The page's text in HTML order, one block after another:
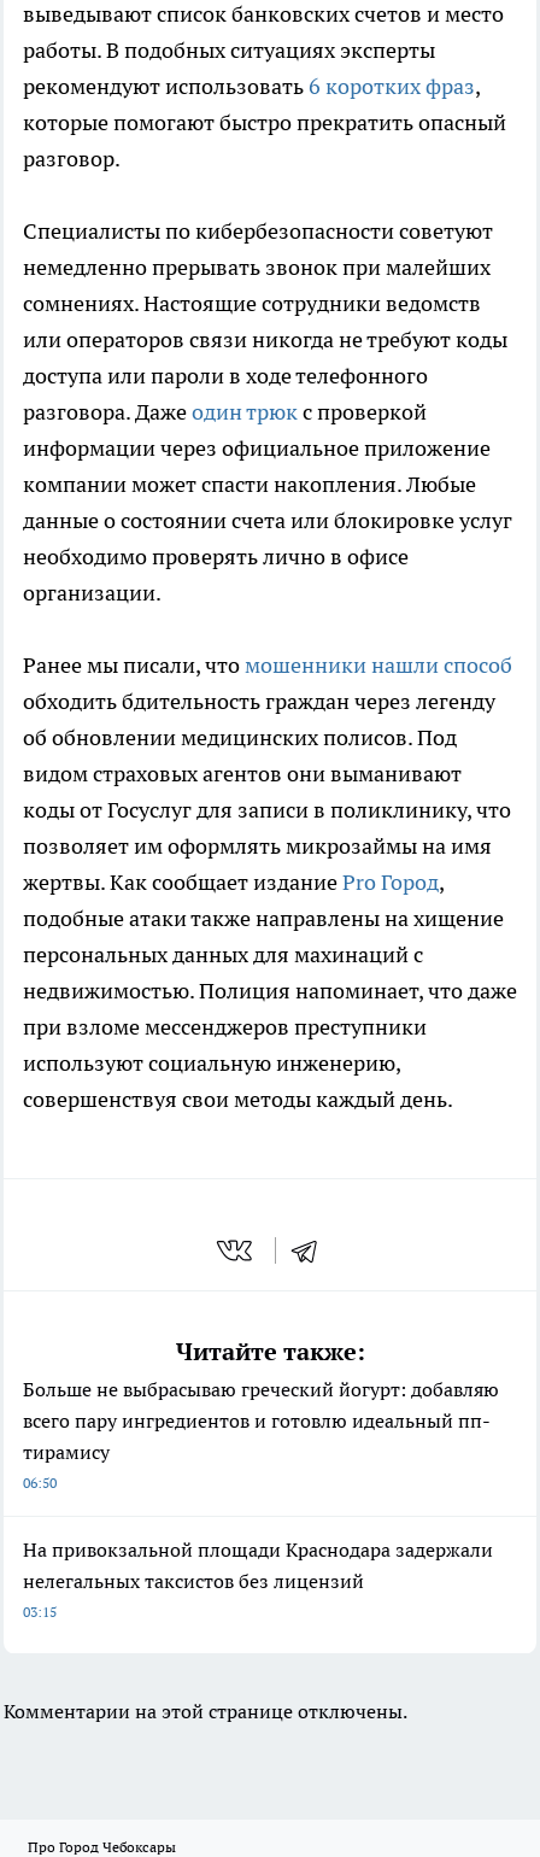
выведывают список банковских счетов и место
работы. В подобных ситуациях эксперты
рекомендуют использовать 6 коротких фраз,
которые помогают быстро прекратить опасный
разговор.
Специалисты по кибербезопасности советуют
немедленно прерывать звонок при малейших
сомнениях. Настоящие сотрудники ведомств
или операторов связи никогда не требуют коды
доступа или пароли в ходе телефонного
разговора. Дажеодин трюкс проверкой
информации через официальное приложение
компании может спасти накопления. Любые
данные о состоянии счета или блокировке услуг
необходимо проверять лично в офисе
организации.
Ранее мы писали, чтомошенники нашли способ
обходить бдительность граждан через легенду
об обновлении медицинских полисов. Под
видом страховых агентов они выманивают
коды от Госуслуг для записи в поликлинику, что
позволяет им оформлять микрозаймы на имя
жертвы. Как сообщает изданиеPro Город,
подобные атаки также направлены на хищение
персональных данных для махинаций с
недвижимостью. Полиция напоминает, что даже
при взломе мессенджеров преступники
используют социальную инженерию,
совершенствуя свои методы каждый день.
Читайте также:
Больше не выбрасываю греческий йогурт: добавляю
всего пару ингредиентов и готовлю идеальный пп-
тирамису
06:50
На привокзальной площади Краснодара задержали
нелегальных таксистов без лицензий
03:15
Комментарии на этой странице отключены.
Про Город Чебоксары